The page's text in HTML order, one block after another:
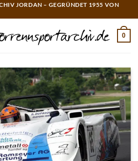
JORDAN – GEGRÜNDET 1955 VON
0